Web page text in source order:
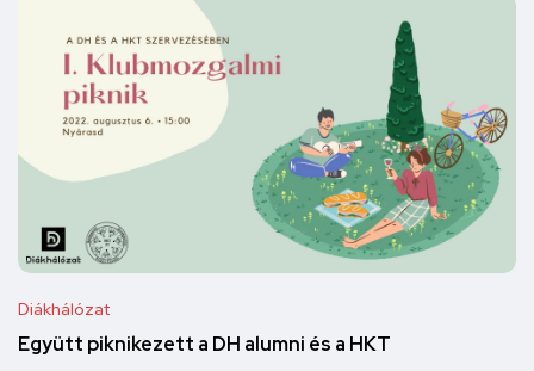
Diákhálózat
Együtt piknikezett a DH alumni és a HKT